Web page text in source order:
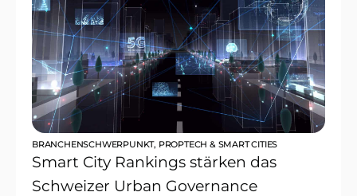
BRANCHENSCHWERPUNKT, PROPTECH & SMART CITIES
Smart City Rankings stärken das
Schweizer Urban Governance